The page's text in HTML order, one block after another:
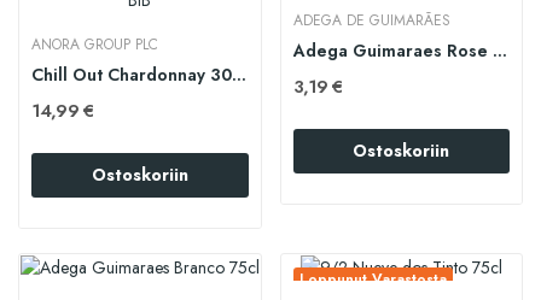
ANORA GROUP PLC
Chill Out Chardonnay 300cl BiB
14,99 €
Ostoskoriin
ADEGA DE GUIMARÃES
Adega Guimaraes Rose 75cl
3,19 €
Ostoskoriin
Loppunut Varastosta